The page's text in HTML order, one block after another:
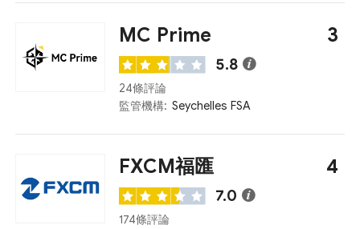
MC Prime 3
5.8
24條評論
監管機構: Seychelles FSA
FXCM福匯 4
7.0
174條評論